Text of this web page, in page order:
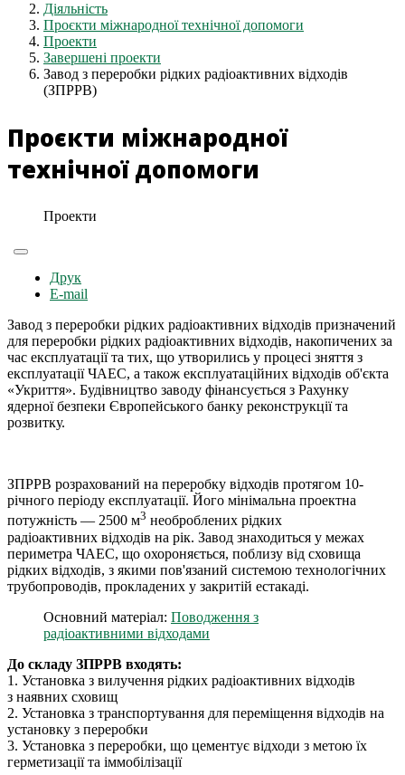
Діяльність
Проєкти міжнародної технічної допомоги
Проекти
Завершені проекти
Завод з переробки рідких радіоактивних відходів
(ЗПРРВ)
Проєкти міжнародної
технічної допомоги
Проекти
Друк
E-mail
Завод з переробки рідких радіоактивних відходів призначений
для переробки рідких радіоактивних відходів, накопичених за
час експлуатації та тих, що утворились у процесі зняття з
експлуатації ЧАЕС, а також експлуатаційних відходів об'єкта
«Укриття». Будівництво заводу фінансується з Рахунку
ядерної безпеки Європейського банку реконструкції та
розвитку.
ЗПРРВ розрахований на переробку відходів протягом 10-
річного періоду експлуатації. Його мінімальна проектна
потужність — 2500 м3 необроблених рідких
радіоактивних відходів на рік. Завод знаходиться у межах
периметра ЧАЕС, що охороняється, поблизу від сховища
рідких відходів, з якими пов'язаний системою технологічних
трубопроводів, прокладених у закритій естакаді.
Основний матеріал: Поводження з
радіоактивними відходами
До складу ЗПРРВ входять:
1. Установка з вилучення рідких радіоактивних відходів
з наявних сховищ
2. Установка з транспортування для переміщення відходів на
установку з переробки
3. Установка з переробки, що цементує відходи з метою їх
герметизації та іммобілізації